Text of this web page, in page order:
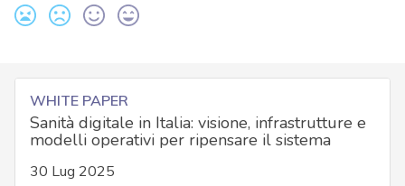
WHITE PAPER
Sanità digitale in Italia: visione, infrastrutture e
modelli operativi per ripensare il sistema
30 Lug 2025